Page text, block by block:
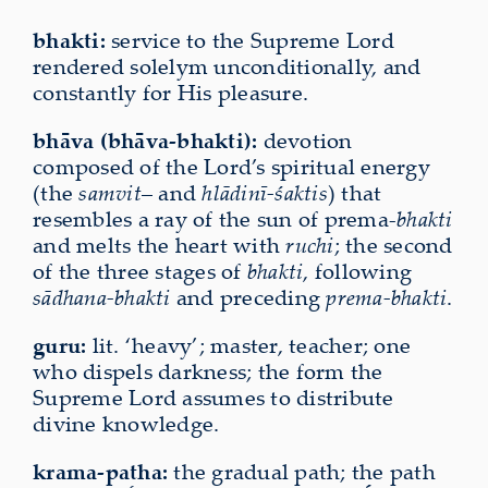
bhakti: service to the Supreme Lord
rendered solelym unconditionally, and
constantly for His pleasure.
bhāva (bhāva-bhakti): devotion
composed of the Lord’s spiritual energy
(thesamvit– andhlādinī-śaktis) that
resembles a ray of the sun of prema-bhakti
and melts the heart withruchi; the second
of the three stages of bhakti, following
sādhana-bhakti and precedingprema-bhakti.
guru: lit. ‘heavy’; master, teacher; one
who dispels darkness; the form the
Supreme Lord assumes to distribute
divine knowledge.
krama-patha: the gradual path; the path